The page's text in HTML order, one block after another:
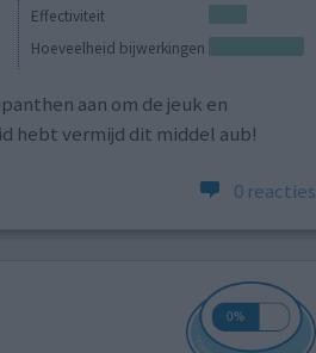
Effectiviteit
Hoeveelheid bijwerkingen
aan om de jeuk en
hebt vermijd dit middel aub!
0 reacties